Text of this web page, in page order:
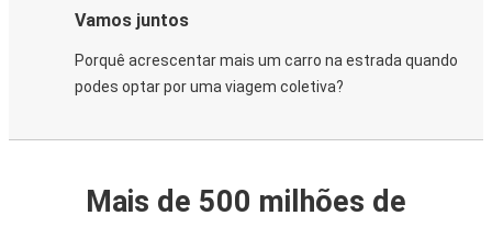
Vamos juntos
Porquê acrescentar mais um carro na estrada quando
podes optar por uma viagem coletiva?
Mais de 500 milhões de